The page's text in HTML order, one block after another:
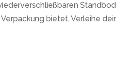
bietet. Verleihe